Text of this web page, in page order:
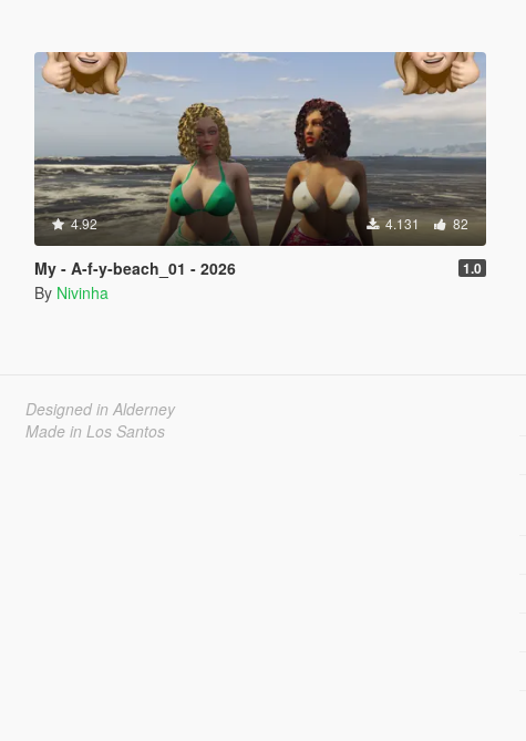
4.92 4.131 82
My - A-f-y-beach_01 - 2026 1.0
By Nivinha
Designed in Alderney
Made in Los Santos